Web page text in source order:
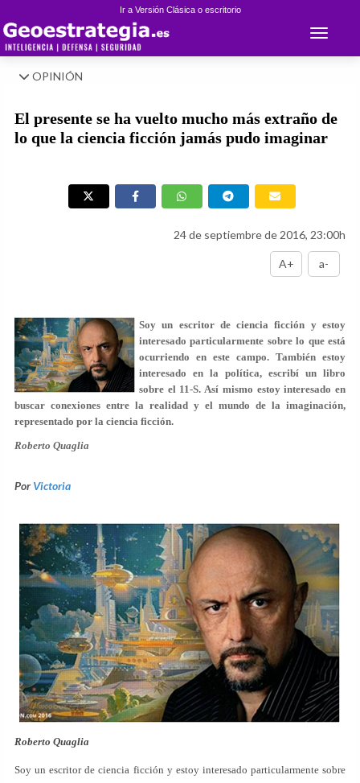
Ir a Versión Clásica o escritorio
Toggle
OPINIÓN
El presente se ha vuelto mucho más extraño de
lo que la ciencia ficción jamás pudo imaginar
24 de septiembre de 2016, 23:00h
A+ a-
Soy un escritor de ciencia ficción y estoy
interesado particularmente sobre lo que está
ocurriendo en este campo. También estoy
interesado en la política, escribí un libro
sobre el 11-S. Así mismo estoy interesado en
buscar conexiones entre la realidad y el mundo de la imaginación,
representado por la ciencia ficción.
Roberto Quaglia
PorVictoria
Roberto Quaglia
Soy un escritor de ciencia ficción y estoy interesado particularmente sobre